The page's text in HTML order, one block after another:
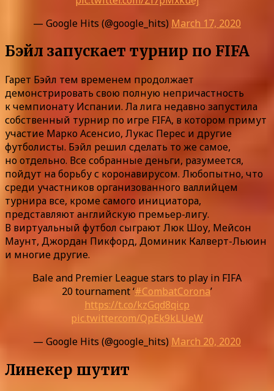
— Google Hits (@google_hits) March 17, 2020
Бэйл запускает турнир по FIFA
Гарет Бэйл тем временем продолжает
демонстрировать свою полную непричастность
к чемпионату Испании. Ла лига недавно запустила
собственный турнир по игре FIFA, в котором примут
участие Марко Асенсио, Лукас Перес и другие
футболисты. Бэйл решил сделать то же самое,
но отдельно. Все собранные деньги, разумеется,
пойдут на борьбу с коронавирусом. Любопытно, что
среди участников организованного валлийцем
турнира все, кроме самого инициатора,
представляют английскую премьер-лигу.
В виртуальный футбол сыграют Люк Шоу, Мейсон
Маунт, Джордан Пикфорд, Доминик Калверт-Льюин
и многие другие.
Bale and Premier League stars to play in FIFA
20 tournament ‘#CombatCorona’
https://t.co/kzGqd8qicp
pic.twitter.com/QpEk9kLUeW
— Google Hits (@google_hits) March 20, 2020
Линекер шутит